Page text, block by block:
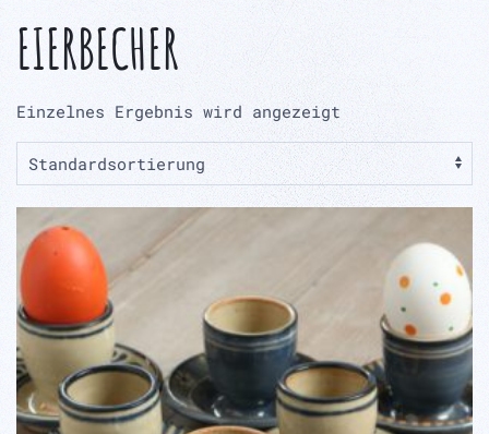
EIERBECHER
Einzelnes Ergebnis wird angezeigt